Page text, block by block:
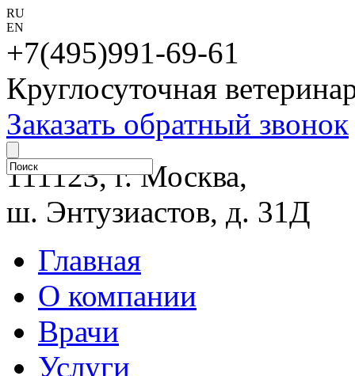
RU
EN
+7(495)991-69-61
Круглосуточная
Заказать обратный звонок
111123, г. Москва,
ш. Энтузиастов, д. 31Д
Главная
О компании
Врачи
Услуги